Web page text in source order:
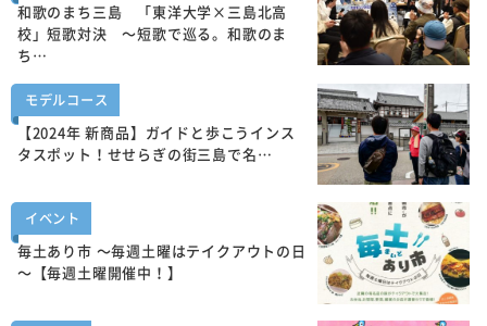
和歌のまち三島 「東洋大学×三島北高
校」短歌対決 ～短歌で巡る。和歌のま
ち…
モデルコース
【2024年 新商品】ガイドと歩こうインス
タスポット！せせらぎの街三島で名…
イベント
毎土あり市 ～毎週土曜はテイクアウトの日
～【毎週土曜開催中！】